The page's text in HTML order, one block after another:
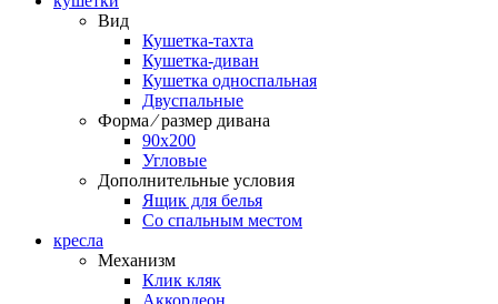
Вид
Кушетка-тахта
Кушетка-диван
Кушетка односпальная
Двуспальные
Форма ⁄ размер дивана
90х200
Угловые
Дополнительные условия
Ящик для белья
Со спальным местом
кресла
Механизм
Клик кляк